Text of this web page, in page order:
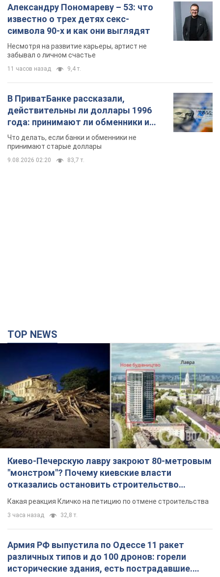
действительны ли доллары 1996
года: принимают ли обменники и
банки такие купюры
принимают старые доллары
Киево-Печерскую лавру закроют 80-метровым
"монстром"? Почему киевские власти
отказались остановить строительство
небоскреба "московского верующего"
Какая реакция Кличко на петицию по отмене строительства
3 часа назад 32,8 т.
Армия РФ выпустила по Одессе 11 ракет
различных типов и до 100 дронов: горели
исторические здания, есть пострадавшие.
Фото и видео
Для террора враг применил ракеты и дроны
час назад 54,4 т.
МИД Болгарии вызвал украинского посла из-за
инцидента с дроном: что произошло
Беседа состоится 10 августа
3 часа назад 5,1 т.